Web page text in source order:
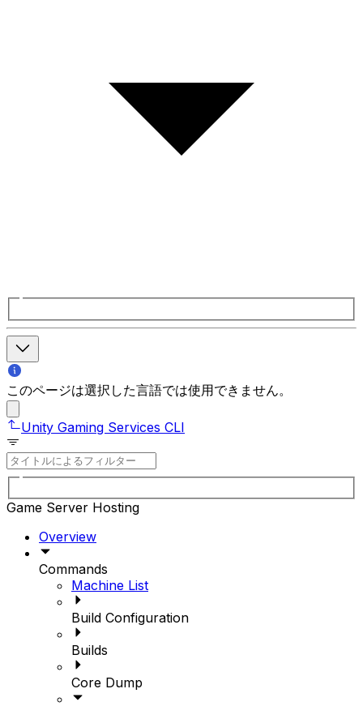
このページは選択した言語では使用できません。
Unity Gaming Services CLI
Game Server Hosting
Overview
Commands
Machine List
Build Configuration
Builds
Core Dump